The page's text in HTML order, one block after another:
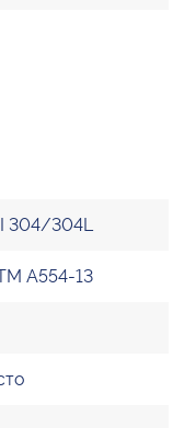
304/304L
A554-13